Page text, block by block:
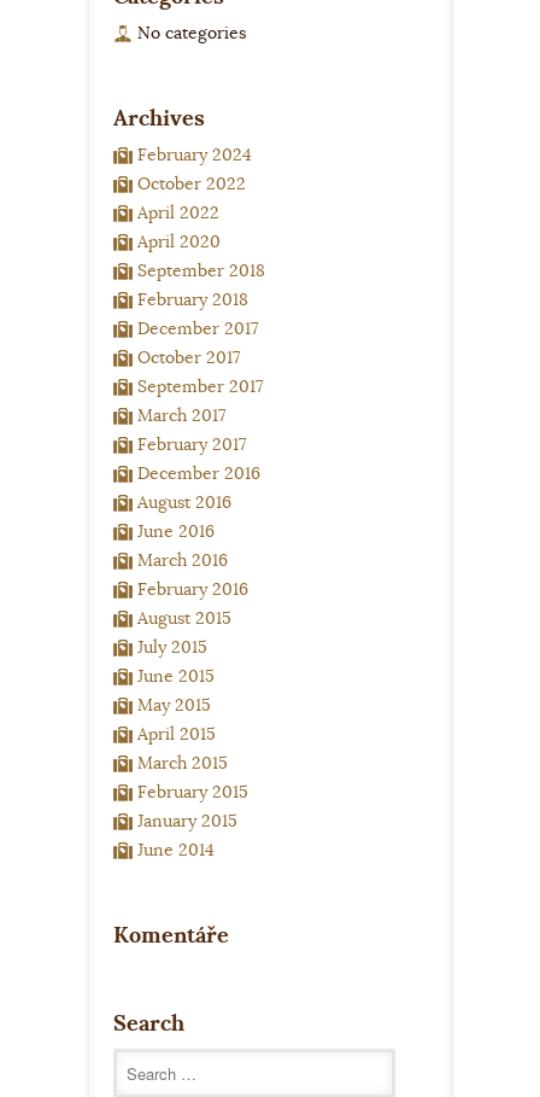
No categories
Archives
February 2024
October 2022
April 2022
April 2020
September 2018
February 2018
December 2017
October 2017
September 2017
March 2017
February 2017
December 2016
August 2016
June 2016
March 2016
February 2016
August 2015
July 2015
June 2015
May 2015
April 2015
March 2015
February 2015
January 2015
June 2014
Komentáře
Search